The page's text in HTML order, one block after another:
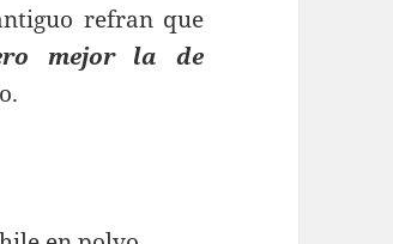
refran que
mejor la de